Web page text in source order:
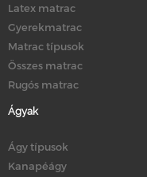
Latex matrac
Gyerekmatrac
Matrac típusok
Összes matrac
Rugós matrac
Ágyak
Ágy típusok
Kanapéágy